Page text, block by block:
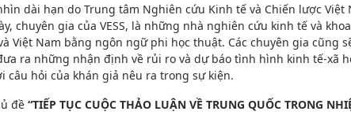
dài hạn do Trung tâm Nghiên cứu Kinh tế và Chiến lược Việt
chuyên gia của VESS, là những nhà nghiên cứu kinh tế và
Việt Nam bằng ngôn ngữ phi học thuật. Các chuyên gia cũng
ra những nhận định về rủi ro và dự báo tình hình kinh tế-xã
câu hỏi của khán giả nêu ra trong sự kiện.
đề “TIẾP TỤC CUỘC THẢO LUẬN VỀ TRUNG QUỐC TRONG